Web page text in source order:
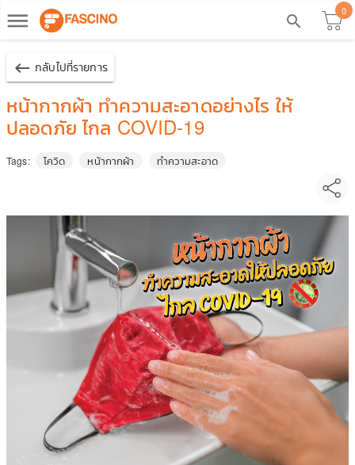
dehaze search
0
keyboard_backspace กลับไปที่รายการ
หน้ากากผ้า ทำความสะอาดอย่างไร ให้
ปลอดภัย ไกล COVID-19
Tags: โควิด หน้ากากผ้า ทำความสะอาด